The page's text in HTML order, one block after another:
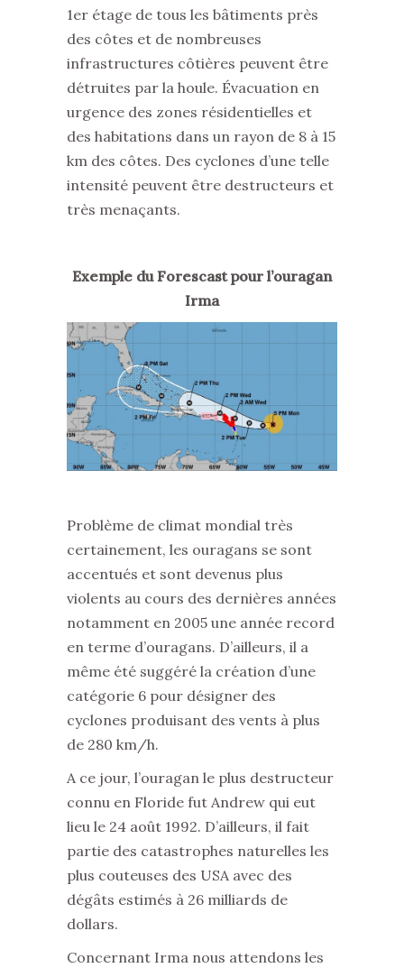
1er étage de tous les bâtiments près
des côtes et de nombreuses
infrastructures côtières peuvent être
détruites par la houle. Évacuation en
urgence des zones résidentielles et
des habitations dans un rayon de 8 à 15
km des côtes. Des cyclones d’une telle
intensité peuvent être destructeurs et
très menaçants.
Exemple du Forescast pour l’ouragan
Irma
Problème de climat mondial très
certainement, les ouragans se sont
accentués et sont devenus plus
violents au cours des dernières années
notamment en 2005 une année record
en terme d’ouragans. D’ailleurs, il a
même été suggéré la création d’une
catégorie 6 pour désigner des
cyclones produisant des vents à plus
de 280 km/h.
A ce jour, l’ouragan le plus destructeur
connu en Floride fut Andrew qui eut
lieu le 24 août 1992. D’ailleurs, il fait
partie des catastrophes naturelles les
plus couteuses des USA avec des
dégâts estimés à 26 milliards de
dollars.
Concernant Irma nous attendons les